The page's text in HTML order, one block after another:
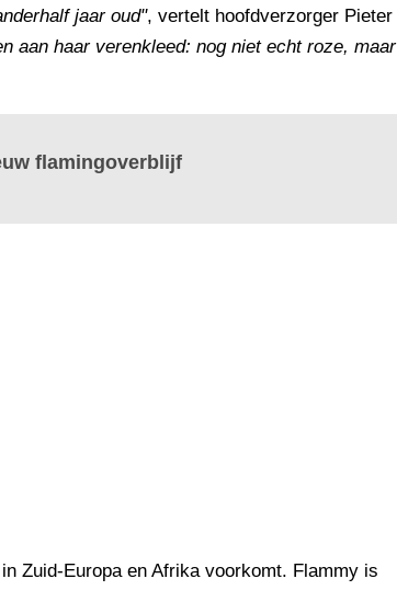
jaar oud", vertelt hoofdverzorger Pieter
aan haar verenkleed: nog niet echt roze, maar
flamingoverblijf
Zuid-Europa en Afrika voorkomt. Flammy is